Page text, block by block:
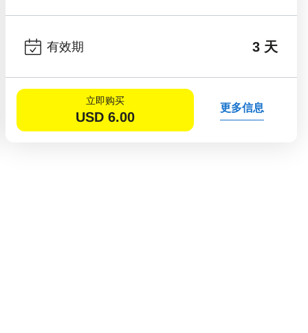
有效期 3 天
立即购买
USD 6.00
更多信息